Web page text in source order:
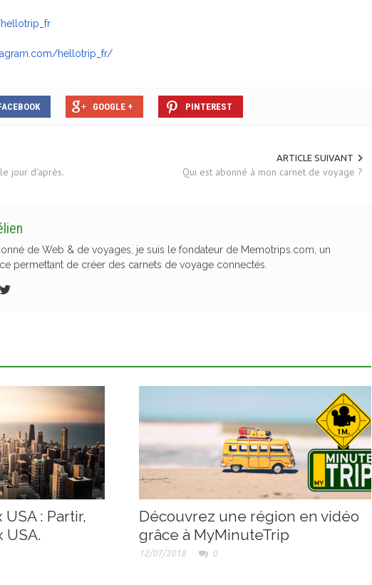
hellotrip_fr
hellotrip_fr/
GOOGLE + PINTEREST
jour d’après.
ARTICLE SUIVANT
Qui est abonné à mon carnet de voyage ?
de Web & de voyages, je suis le fondateur de Memotrips.com, un
permettant de créer des carnets de voyage connectés.
: Partir,
USA.
Découvrez une région en vidéo
grâce à MyMinuteTrip
12/07/2018 0